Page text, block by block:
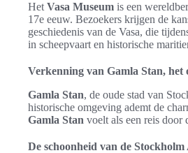
Het Vasa Museum is een
17e eeuw. Bezoekers krijgen de
geschiedenis van de Vasa, die
in scheepvaart en historische
Verkenning van Gamla Stan, het
Gamla Stan, de oude stad van
historische omgeving ademt de
Gamla Stan voelt als een reis door
De schoonheid van de